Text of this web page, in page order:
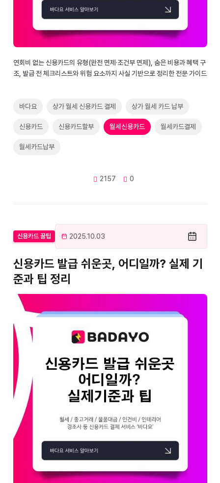
연회비 없는 신용카드의 유형(완전 면제·조건부 면제), 숨은 비용과 혜택 구
조, 발급 전 체크리스트와 위험 요소까지 사실 기반으로 정리한 전문 가이드
바다요 상가 월세 신용카드 결제 상가 월세 카드 납부
신용카드 신용카드할부 월세신용카드 월세카드결제
월세카드납부
2157 0
신용카드 꿀팁 2025.10.03
신용카드 발급 쉬운곳, 어디일까? 실제 기
준과 팁 정리